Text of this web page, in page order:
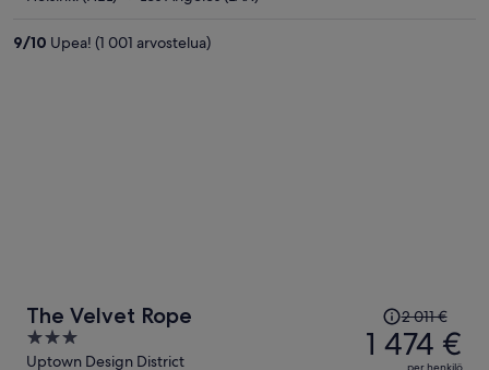
9/10 Upea! (1 001 arvostelua)
The Velvet Rope
3
out
Uptown Design District
Hinta
oli
2 011 €,
2 011 €
1 474 €